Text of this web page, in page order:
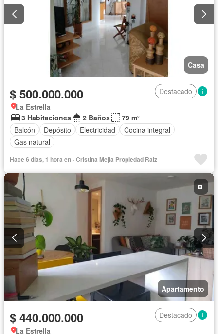
Casa
$ 500.000.000
Destacado
La Estrella
3 Habitaciones
2 Baños
79 m²
Balcón
Depósito Electricidad
Cocina integral
Gas natural
Hace 6 días, 1 hora en - Cristina Mejía Propiedad Raiz
Apartamento
$ 440.000.000
Destacado
La Estrella